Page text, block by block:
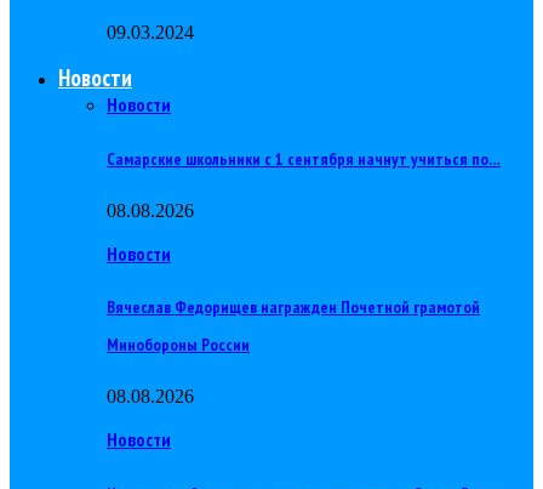
09.03.2024
Новости
Новости
Самарские школьники с 1 сентября начнут учиться по…
08.08.2026
Новости
Вячеслав Федорищев награжден Почетной грамотой
Минобороны России
08.08.2026
Новости